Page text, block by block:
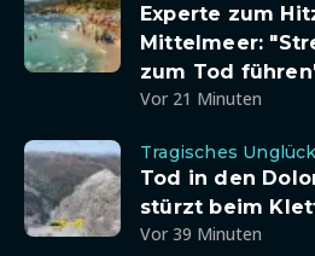
Experte zum
Mittelmeer:
zum Tod
Vor 21 Minuten
Tragisches Unglück
Tod in den
stürzt beim
Vor 39 Minuten